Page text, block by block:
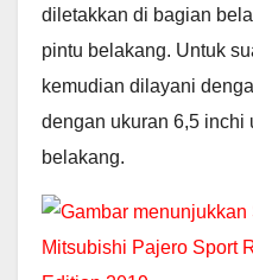
diletakkan di bagian
pintu belakang. Untuk
kemudian dilayani
dengan ukuran 6,5 inchi
belakang.